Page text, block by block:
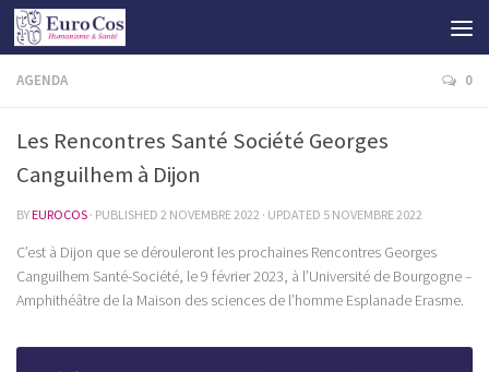
AGENDA 0
Les Rencontres Santé Société Georges
Canguilhem à Dijon
BYEUROCOS · PUBLISHED 2 NOVEMBRE 2022 · UPDATED 5 NOVEMBRE 2022
C’est à Dijon que se dérouleront les prochaines Rencontres Georges
Canguilhem Santé-Société, le 9 février 2023, à l’Université de Bourgogne –
Amphithéâtre de la Maison des sciences de l’homme Esplanade Erasme.